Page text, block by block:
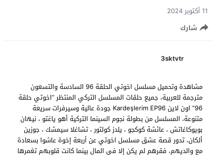
11 أكتوبر 2024
شارك
3sktvtr
مشاهدة وتحميل مسلسل اخوتي الحلقة 96 السادسة والتسعون
مترجمة للعربية، جميع حلقات المسلسل التركي المنتظر “اخوتي حلقة
96” اون لاين Kardeşlerim EP96 جودة عالية وسيرفرات سريعة
متنوعة، المسلسل من بطولة نجوم السينما التركية أهو ياغتو ، نيهان
بويوكاغاتش ، عائشة كوكجو ، يلدز كولتور ، تشاغلا سيمشك ، جوزين
ألكان، تدور قصة عشق مسلسل اخوتي عن أربعة إخوة عاشوا بسعادة
مع والديهم، فقرهم لم يكن إلا في المال بينما كانت قلوبهم تغمرها